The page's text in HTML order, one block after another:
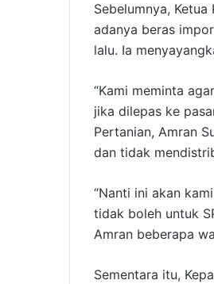
Sebelumnya,
adanya beras
lalu. Ia
“Kami meminta
jika dilepas ke
Pertanian, Amran
dan tidak
“Nanti ini akan
tidak boleh untuk
Amran beberapa
Sementara itu,